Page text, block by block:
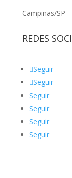
Campinas/SP
REDES
Seguir
Seguir
Seguir
Seguir
Seguir
Seguir